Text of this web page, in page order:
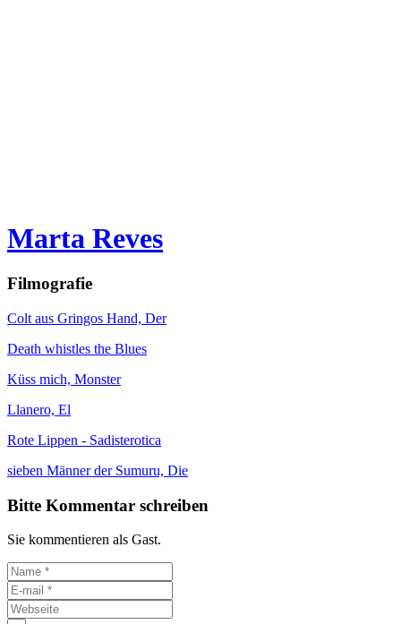
Marta Reves
Filmografie
Colt aus Gringos Hand, Der
Death whistles the Blues
Küss mich, Monster
Llanero, El
Rote Lippen - Sadisterotica
sieben Männer der Sumuru, Die
Bitte Kommentar schreiben
Sie kommentieren als Gast.